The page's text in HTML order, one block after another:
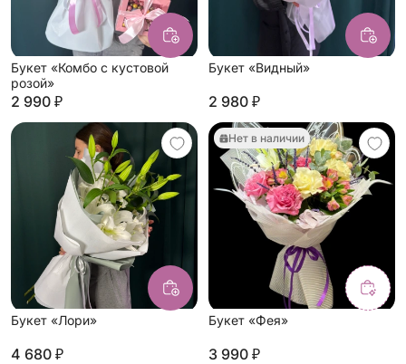
Букет «Комбо с кустовой
розой»
2 990 ₽
Букет «Видный»
2 980 ₽
Букет «Лори»
4 680 ₽
Нет в наличии
Букет «Фея»
3 990 ₽